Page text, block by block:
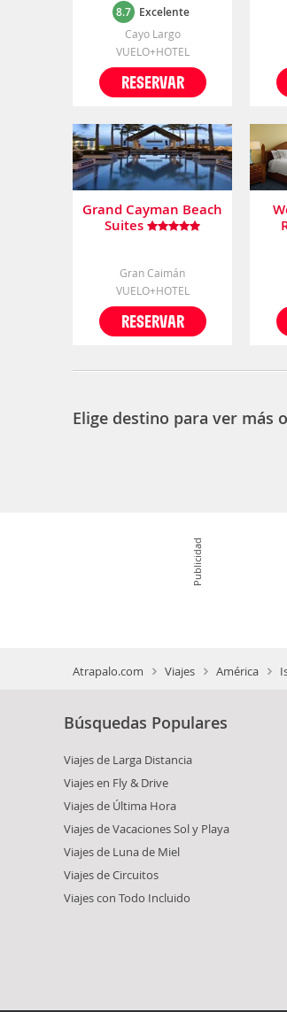
8.7 Excelente
Cayo Largo
VUELO+HOTEL
RESERVAR
Grand Cayman Beach
Suites
Gran Caimán
VUELO+HOTEL
RESERVAR
Elige destino para ver más
Publicidad
Atrapalo.com Viajes América
Búsquedas Populares
Viajes de Larga Distancia
Viajes en Fly & Drive
Viajes de Última Hora
Viajes de Vacaciones Sol y Playa
Viajes de Luna de Miel
Viajes de Circuitos
Viajes con Todo Incluido